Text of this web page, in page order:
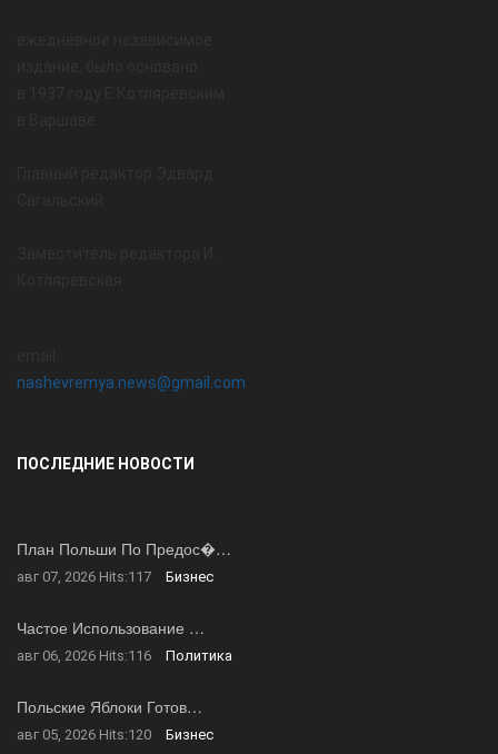
nashevremya.news@gmail.com
ПОСЛЕДНИЕ НОВОСТИ
План Польши По Предос�…
авг 07, 2026 Hits:117 Бизнес
Частое Использование …
авг 06, 2026 Hits:116 Политика
Польские Яблоки Готов…
авг 05, 2026 Hits:120 Бизнес